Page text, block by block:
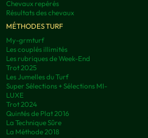
Chevaux repérés
Résultats des chevaux
MÉTHODES TURF
My-grmturf
Les couplés illimités
Les rubriques de Week-End
Trot 2025
Les Jumelles du Turf
Super Sélections + Sélections MI-
LUXE
Trot 2024
Quintés de Plat 2016
La Technique Sûre
La Méthode 2018